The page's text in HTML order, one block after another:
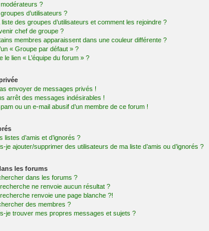
?
d’utilisateurs ?
des groupes d’utilisateurs et comment les rejoindre ?
chef de groupe ?
membres apparaissent dans une couleur différente ?
« Groupe par défaut » ?
le lien « L’équipe du forum » ?
envoyer de messages privés !
arrêt des messages indésirables !
ou un e-mail abusif d’un membre de ce forum !
listes d’amis et d’ignorés ?
je ajouter/supprimer des utilisateurs de ma liste d’amis ou d’ignorés ?
les forums
dans les forums ?
ne renvoie aucun résultat ?
renvoie une page blanche ?!
des membres ?
je trouver mes propres messages et sujets ?